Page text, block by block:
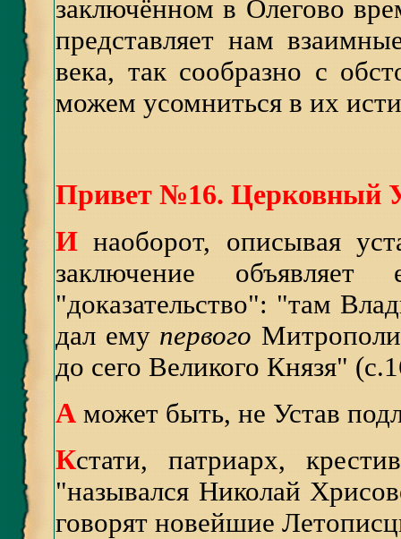
заключённом в Олегово
представляет нам
века, так сообразно с
можем усомниться в их
Привет №16. Церковный
И наоборот, описывая
заключение
"доказательство": "там
дал ему первого
до сего Великого Князя"
А может быть, не Устав
Кстати, патриарх,
"назывался Николай
говорят новейшие